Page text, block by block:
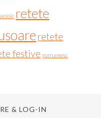
retete
retete
festive romanesc
& LOG-IN